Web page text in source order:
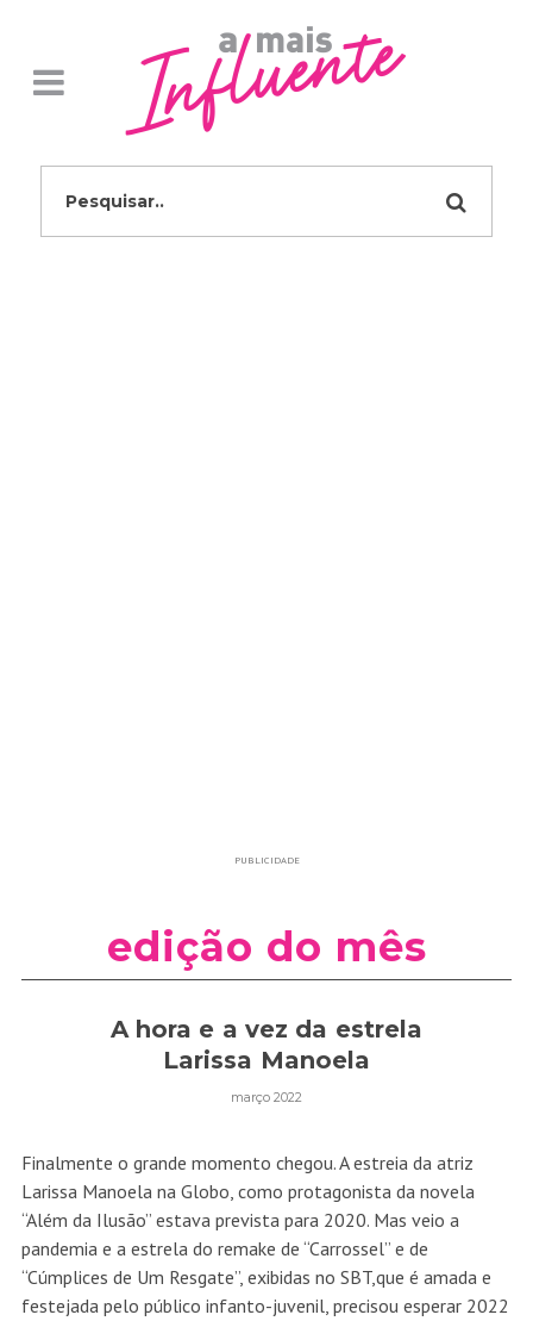
PUBLICIDADE
edição do mês
A hora e a vez da estrela
Larissa Manoela
março 2022
Finalmente o grande momento chegou. A estreia da atriz
Larissa Manoela na Globo, como protagonista da novela
“Além da Ilusão” estava prevista para 2020. Mas veio a
pandemia e a estrela do remake de “Carrossel” e de
“Cúmplices de Um Resgate”, exibidas no SBT,que é amada e
festejada pelo público infanto-juvenil, precisou esperar 2022